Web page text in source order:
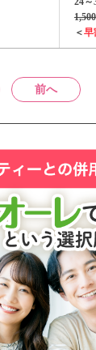
＜早
前へ